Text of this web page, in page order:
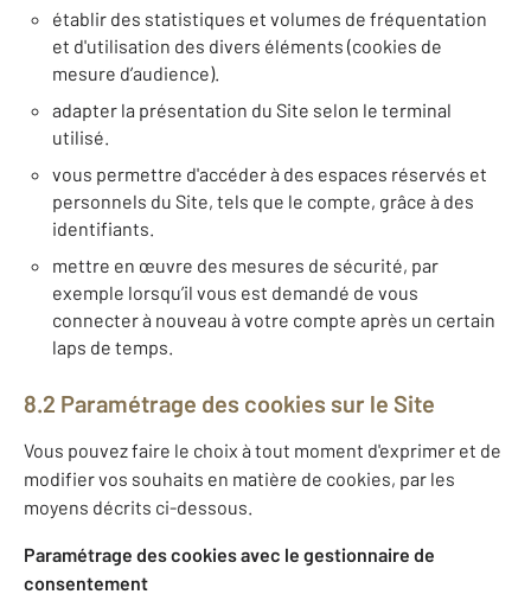
établir des statistiques et volumes de fréquentation
et d'utilisation des divers éléments (cookies de
mesure d’audience).
adapter la présentation du Site selon le terminal
utilisé.
vous permettre d'accéder à des espaces réservés et
personnels du Site, tels que le compte, grâce à des
identifiants.
mettre en œuvre des mesures de sécurité, par
exemple lorsqu’il vous est demandé de vous
connecter à nouveau à votre compte après un certain
laps de temps.
8.2 Paramétrage des cookies sur le Site
Vous pouvez faire le choix à tout moment d'exprimer et de
modifier vos souhaits en matière de cookies, par les
moyens décrits ci-dessous.
Paramétrage des cookies avec le gestionnaire de
consentement